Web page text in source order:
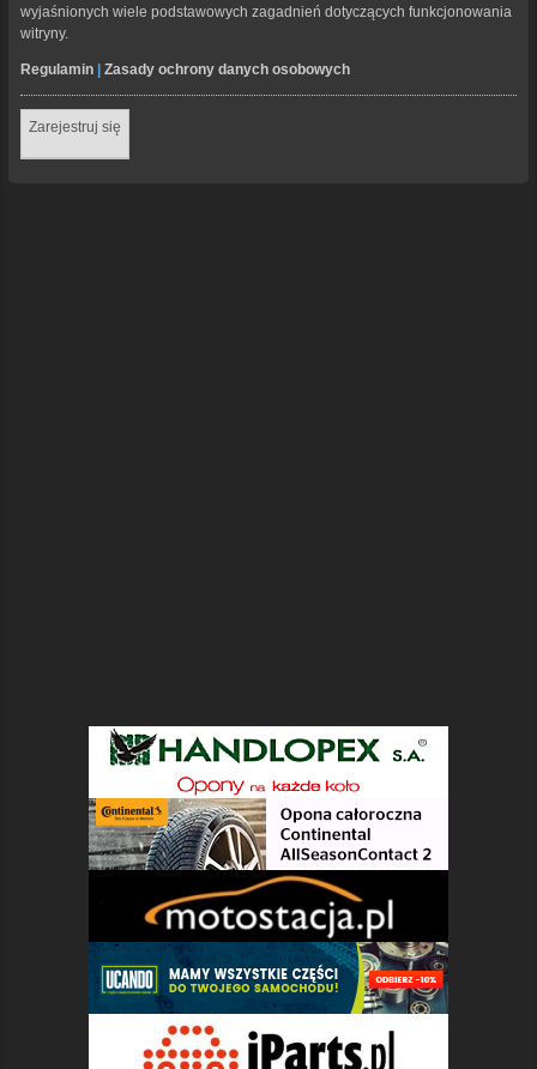
wyjaśnionych wiele podstawowych zagadnień dotyczących funkcjonowania
witryny.
Regulamin | Zasady ochrony danych osobowych
Zarejestruj się